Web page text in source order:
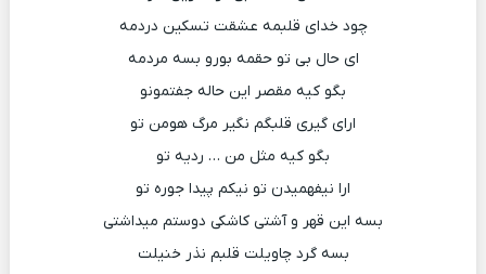
چود خدای قلبمه عشقت تسکین دردمه
ای حال بی تو حقمه بورو بسه مردمه
بگو کیه مقصر این حاله جفتمونو
ارای گیری قلبگم نگیر مرگ هومن تو
بگو کیه مثل من … ردیه تو
ارا نیفهمیدن تو نیکم پیدا جوره تو
بسه این قهر و آشتی کاشکی دوستم میداشتی
بسه گرد چاویلت قلبم نذر خنیلت